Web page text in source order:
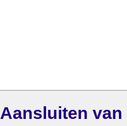
Aansluiten